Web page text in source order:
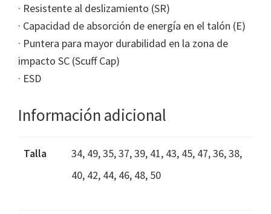
· Resistente al deslizamiento (SR)
· Capacidad de absorción de energía en el talón (E)
· Puntera para mayor durabilidad en la zona de
impacto SC (Scuff Cap)
· ESD
Información adicional
Talla
34, 49, 35, 37, 39, 41, 43, 45, 47, 36, 38,
40, 42, 44, 46, 48, 50